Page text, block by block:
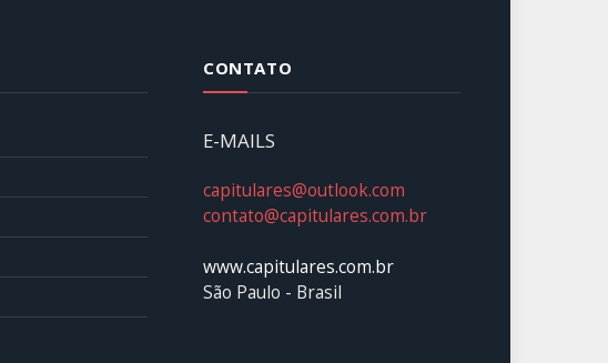
CONTATO
E-MAILS
capitulares@outlook.com
contato@capitulares.com.br
www.capitulares.com.br
São Paulo - Brasil